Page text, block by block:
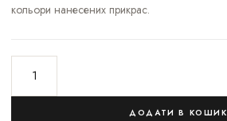
кольори нанесених прикрас.
ДОДАТИ В КОШИК